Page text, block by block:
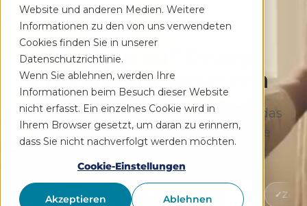
Website und anderen Medien. Weitere
Informationen zu den von uns verwendeten
Cookies finden Sie in unserer
Datenschutzrichtlinie.
Wenn Sie ablehnen, werden Ihre
Informationen beim Besuch dieser Website
nicht erfasst. Ein einzelnes Cookie wird in
Ihrem Browser gesetzt, um daran zu erinnern,
dass Sie nicht nachverfolgt werden möchten.
Cookie-Einstellungen
Akzeptieren Ablehnen
Deine App auf Rezept
bei Rücken­schmerzen
Therapeutisches Training für zu Hause, das
sich flexibel deinem Alltag anpasst. Ohne
lange Wartezeiten, kostenfrei auf Rezept.
gelistet 100% Kostenübernahme Zeitlich